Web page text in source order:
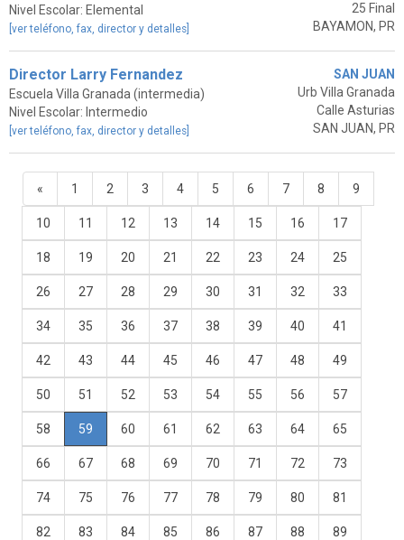
Nivel Escolar: Elemental
[ver teléfono, fax, director y detalles]
25 Final
BAYAMON, PR
Director Larry Fernandez
Escuela Villa Granada (intermedia)
Nivel Escolar: Intermedio
[ver teléfono, fax, director y detalles]
SAN JUAN
Urb Villa Granada
Calle Asturias
SAN JUAN, PR
« 1 2 3 4 5 6 7 8 9
10 11 12 13 14 15 16 17
18 19 20 21 22 23 24 25
26 27 28 29 30 31 32 33
34 35 36 37 38 39 40 41
42 43 44 45 46 47 48 49
50 51 52 53 54 55 56 57
58 59 60 61 62 63 64 65
66 67 68 69 70 71 72 73
74 75 76 77 78 79 80 81
82 83 84 85 86 87 88 89